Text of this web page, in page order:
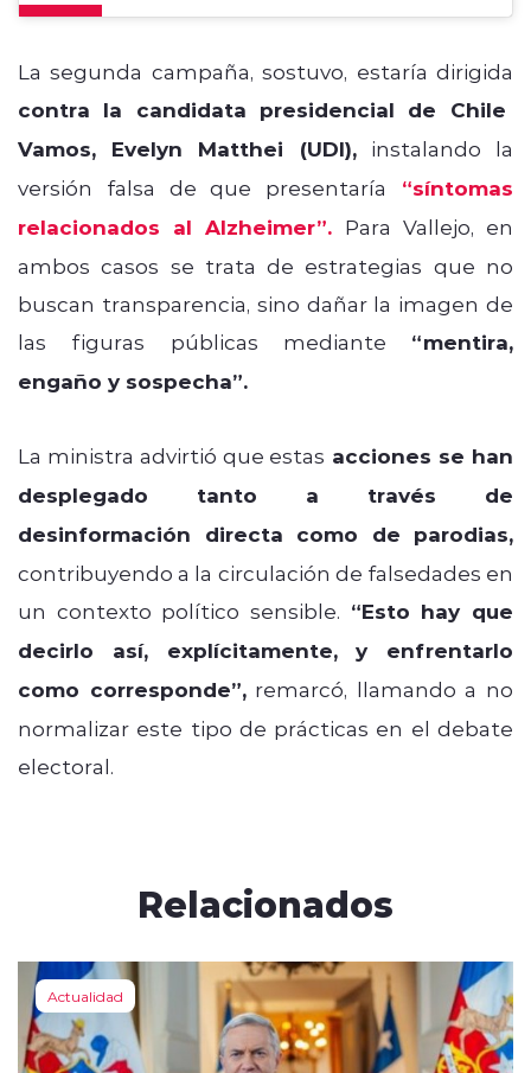
La segunda campaña, sostuvo, estaría dirigida
contra la candidata presidencial de Chile
Vamos, Evelyn Matthei (UDI),instalando la
versión falsa de que presentaría
“síntomas
relacionados al Alzheimer”. Para Vallejo, en
ambos casos se trata de estrategias que no
buscan transparencia, sino dañar la imagen de
las figuras públicas mediante “mentira,
engaño y sospecha”.
La ministra advirtió que estas acciones se han
desplegado tanto a través de
desinformación directa como de parodias,
contribuyendo a la circulación de falsedades en
un contexto político sensible. “Esto hay que
decirlo así, explícitamente, y enfrentarlo
como corresponde”,remarcó, llamando a no
normalizar este tipo de prácticas en el debate
electoral.
Relacionados
Actualidad